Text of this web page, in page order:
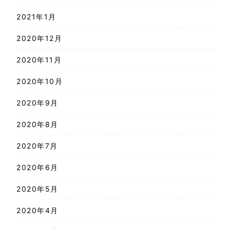
2021年1月
2020年12月
2020年11月
2020年10月
2020年9月
2020年8月
2020年7月
2020年6月
2020年5月
2020年4月